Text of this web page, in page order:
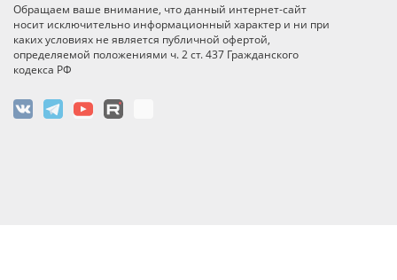
Обращаем ваше внимание, что данный интернет-сайт
носит исключительно информационный характер и ни при
каких условиях не является публичной офертой,
определяемой положениями ч. 2 ст. 437 Гражданского
кодекса РФ